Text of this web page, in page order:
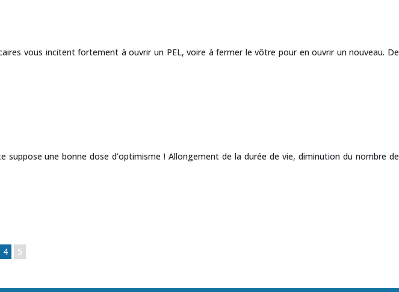
vous incitent fortement à ouvrir un PEL, voire à fermer le vôtre pour en ouvrir un nouveau. De
une bonne dose d’optimisme ! Allongement de la durée de vie, diminution du nombre de
4 5